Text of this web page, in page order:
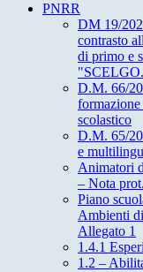
PNRR
DM 19/
contrasto
di primo e
D.M. 66/
scolastico
D.M. 65/
e
Animatori
– Nota
Piano
Ambienti
Allegato 1
1.4.1
1.2 –